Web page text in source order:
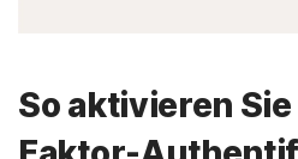
So aktivieren